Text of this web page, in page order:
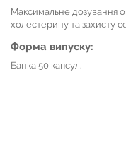
Максимальне дозування
холестерину та захисту
Форма випуску:
Банка 50 капсул.